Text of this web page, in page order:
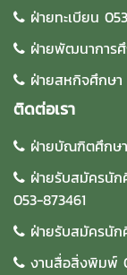
ฝ่ายทะเบียน
ฝ่ายพัฒนาการ
ฝ่ายสหกิจศึกษ
ติดต่อเรา
ฝ่ายบัณฑิตศึกษ
ฝ่ายรับสมัครนั
053-873461
ฝ่ายรับสมัครนั
งานสื่อสิ่งพิมพ์